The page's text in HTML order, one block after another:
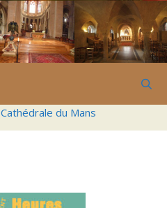
Cathédrale du Mans